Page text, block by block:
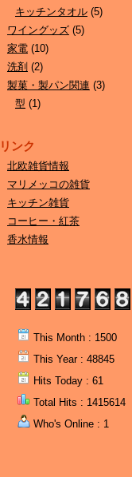
キッチンタオル (5)
ワイングッズ (5)
家電 (10)
洗剤 (2)
製菓・製パン関連 (3)
型 (1)
リンク
北欧雑貨情報
マリメッコの雑貨
キッチン雑貨
コーヒー・紅茶
香水情報
This Month : 1500
This Year : 48845
Hits Today : 61
Total Hits : 1415614
Who's Online : 1